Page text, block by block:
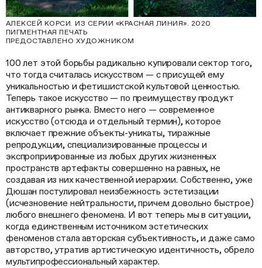
АЛЕКСЕЙ КОРСИ. ИЗ СЕРИИ «КРАСНАЯ ЛИНИЯ». 2020
ПИГМЕНТНАЯ ПЕЧАТЬ
ПРЕДОСТАВЛЕНО ХУДОЖНИКОМ
100 лет этой борьбы радикально купировали сектор того,
что тогда считалась искусством — с присущей ему
уникальностью и фетишистской культовой ценностью.
Теперь такое искусство — по преимуществу продукт
антикварного рынка. Вместо него — современное
искусство (отсюда и отдельный термин), которое
включает прежние объекты-уникаты, тиражные
репродукции, специализированные процессы и
экспроприированные из любых других жизненных
пространств артефакты совершенно на равных, не
создавая из них качественной иерархии. Собственно, уже
Дюшан постулировал неизбежность эстетизации
(исчезновение нейтральности, причем довольно быстрое)
любого внешнего феномена. И вот теперь мы в ситуации,
когда единственным источником эстетических
феноменов стала авторская субъективность, и даже само
авторство, утратив артистическую идентичность, обрело
мультипрофессиональный характер.